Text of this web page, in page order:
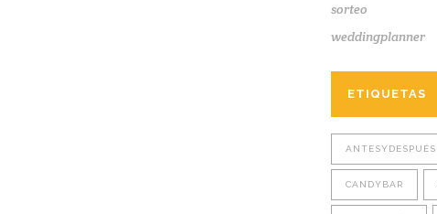
sorteo
weddingplanner
ETIQUETAS
ANTESYDESPUÉS
CANDYBAR